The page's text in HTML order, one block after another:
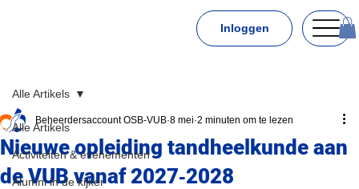
Inloggen
Alle Artikels
Activiteiten & evenementen
Alumni in de kijker
Alle Artikels
Nieuwe opleiding tandheelkunde aan
de VUB vanaf 2027‑2028
Beheerdersaccount OSB-VUB 8 mei 2 minuten om te lezen